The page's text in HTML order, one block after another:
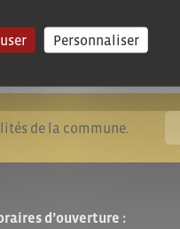
de la commune.
d’ouverture :
Personnaliser